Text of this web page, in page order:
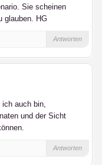
Sie scheinen
glauben. HG
Antworten
auch bin,
und der Sicht
Antworten